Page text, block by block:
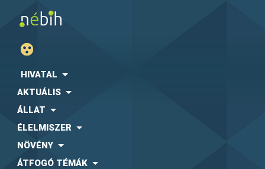
HIVATAL
AKTUÁLIS
ÁLLAT
ÉLELMISZER
NÖVÉNY
ÁTFOGÓ TÉMÁK